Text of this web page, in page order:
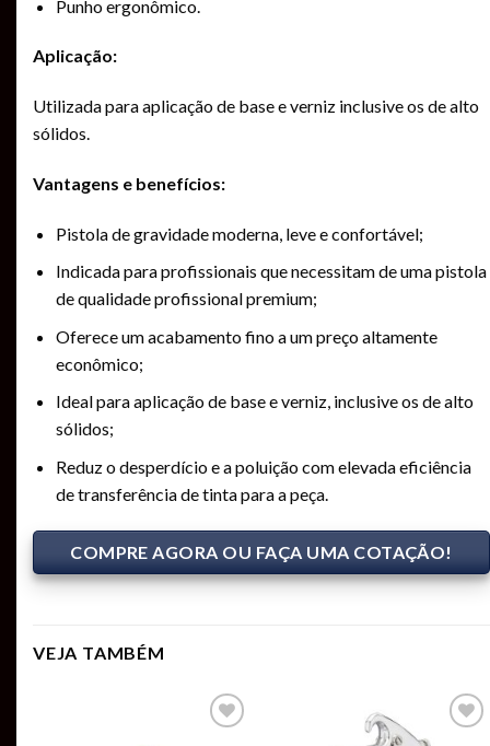
Punho ergonômico.
Aplicação:
Utilizada para aplicação de base e verniz inclusive os de alto
sólidos.
Vantagens e benefícios:
Pistola de gravidade moderna, leve e confortável;
Indicada para profissionais que necessitam de uma pistola
de qualidade profissional premium;
Oferece um acabamento fino a um preço altamente
econômico;
Ideal para aplicação de base e verniz, inclusive os de alto
sólidos;
Reduz o desperdício e a poluição com elevada eficiência
de transferência de tinta para a peça.
COMPRE AGORA OU FAÇA UMA COTAÇÃO!
VEJA TAMBÉM